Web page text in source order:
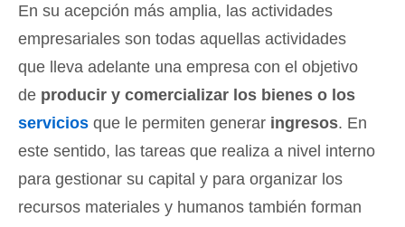
En su acepción más amplia, las actividades
empresariales son todas aquellas actividades
que lleva adelante una empresa con el objetivo
de producir y comercializar los bienes o los
servicios que le permiten generar ingresos. En
este sentido, las tareas que realiza a nivel interno
para gestionar su capital y para organizar los
recursos materiales y humanos también forman